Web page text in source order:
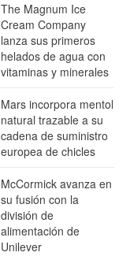
The Magnum Ice
Cream Company
lanza sus primeros
helados de agua con
vitaminas y minerales
Mars incorpora mentol
natural trazable a su
cadena de suministro
europea de chicles
McCormick avanza en
su fusión con la
división de
alimentación de
Unilever